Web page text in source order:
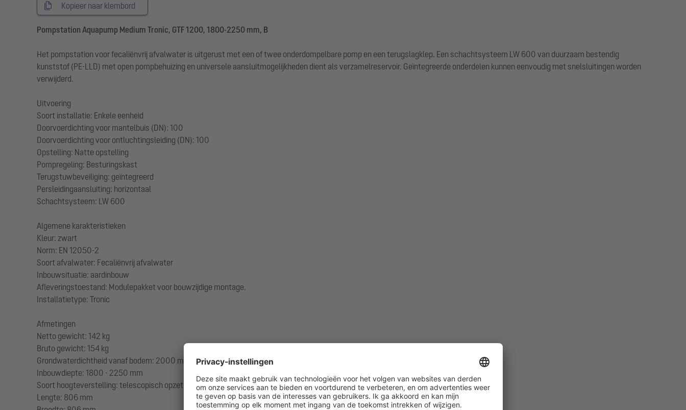
Kopieer naar klembord
Pompstation Aquapump Medium Tronic, GTF 1200, 1800-2250 mm, B
Het pompstation voor fecaliënvrij afvalwater is uitgerust met een of twee onderdompelbare pomp en een terugslagklep. Een schachtsysteem LW 600 van duurzaam bestendig
kunststof (PE-LLD) met open pompbehuizing en universele aansluitmogelijkheden dient als verzamelreservoir. Geïntegreerde onderdelen kunnen eenvoudig met snelsluitingen worden
verwijderd.
Uitvoering
Soort installatie: Enkele eenheid
Doorvoerdichting voor mantelbuis (DN): 100
Doorvoerdichting voor ontluchtingsleiding (DN): 100
Opstelling: Natte opstelling
Pompregeling: Besturingskast
Terugstuwbeveiliging: geïntegreerd
Persleidingaansluiting: horizontaal
Schachtsysteem: LW 600
Algemene karakteristieken
Kleur: zwart
Norm: EN 12050-2
Soort afvalwater: Fecaliënvrij afvalwater
Inbouwsituatie: aardinbouw
Afleveringstoestand: Modulepakket voor bouwzijdige montage.
Installatietype: Tronic
Afmetingen
Netto gewicht: 142 kg
Bruto gewicht: 154 kg
Grondwaterdichtheid vanaf bodem: 2000 mm
Inbouwdiepte: 1800 - 2250 mm
Soort hoogteverstelling: telescopisch opzetstuk
Lengte: 806 mm